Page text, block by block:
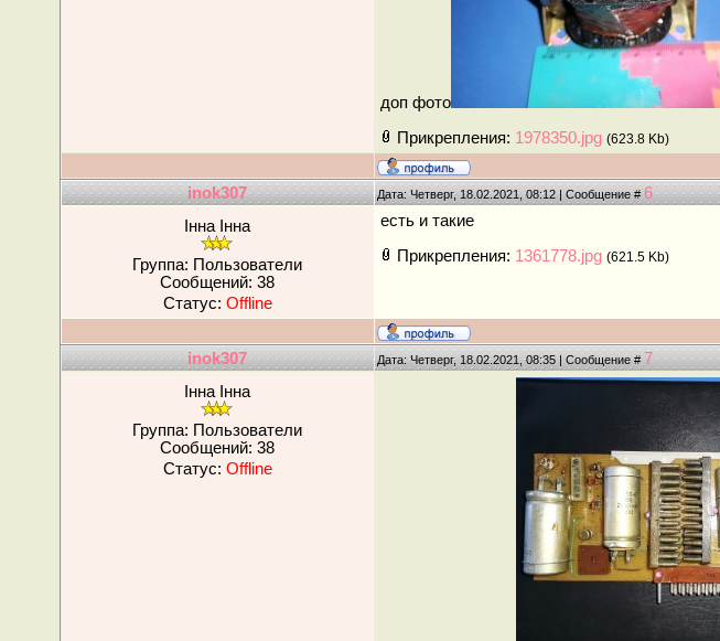
доп фото
Прикрепления: 1978350.jpg (623.8 Kb)
inok307 Дата: Четверг, 18.02.2021, 08:12 | Сообщение # 6
Інна Інна
Группа: Пользователи
Сообщений: 38
Статус: Offline
есть и такие
Прикрепления: 1361778.jpg (621.5 Kb)
inok307 Дата: Четверг, 18.02.2021, 08:35 | Сообщение # 7
Інна Інна
Группа: Пользователи
Сообщений: 38
Статус: Offline